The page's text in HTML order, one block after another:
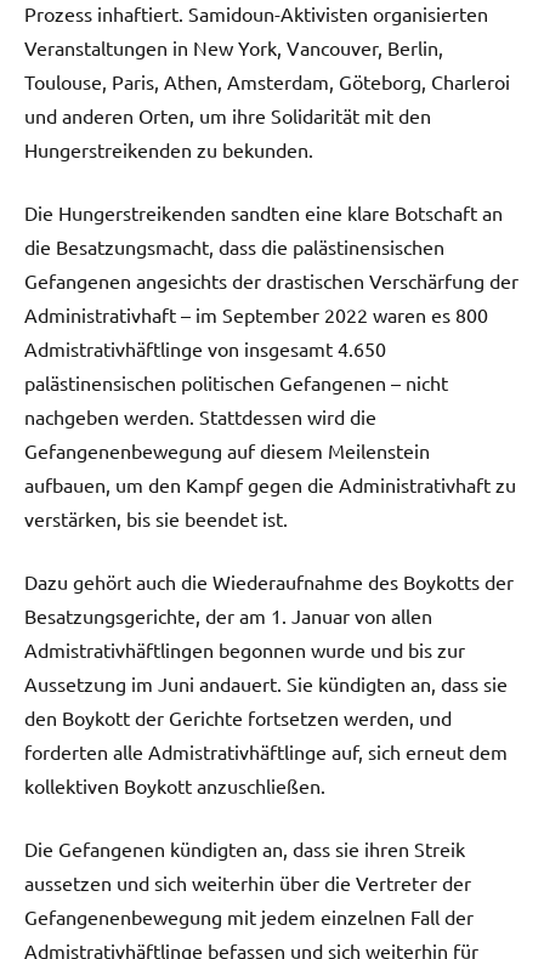
Prozess inhaftiert. Samidoun-Aktivisten organisierten
Veranstaltungen in New York, Vancouver, Berlin,
Toulouse, Paris, Athen, Amsterdam, Göteborg, Charleroi
und anderen Orten, um ihre Solidarität mit den
Hungerstreikenden zu bekunden.
Die Hungerstreikenden sandten eine klare Botschaft an
die Besatzungsmacht, dass die palästinensischen
Gefangenen angesichts der drastischen Verschärfung der
Administrativhaft – im September 2022 waren es 800
Admistrativhäftlinge von insgesamt 4.650
palästinensischen politischen Gefangenen – nicht
nachgeben werden. Stattdessen wird die
Gefangenenbewegung auf diesem Meilenstein
aufbauen, um den Kampf gegen die Administrativhaft zu
verstärken, bis sie beendet ist.
Dazu gehört auch die Wiederaufnahme des Boykotts der
Besatzungsgerichte, der am 1. Januar von allen
Admistrativhäftlingen begonnen wurde und bis zur
Aussetzung im Juni andauert. Sie kündigten an, dass sie
den Boykott der Gerichte fortsetzen werden, und
forderten alle Admistrativhäftlinge auf, sich erneut dem
kollektiven Boykott anzuschließen.
Die Gefangenen kündigten an, dass sie ihren Streik
aussetzen und sich weiterhin über die Vertreter der
Gefangenenbewegung mit jedem einzelnen Fall der
Admistrativhäftlinge befassen und sich weiterhin für